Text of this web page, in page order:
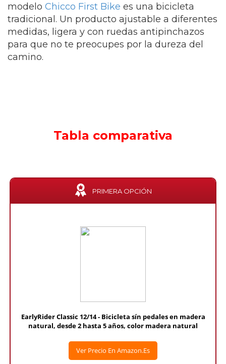
modelo Chicco First Bike es una bicicleta
tradicional. Un producto ajustable a diferentes
medidas, ligera y con ruedas antipinchazos
para que no te preocupes por la dureza del
camino.
Tabla comparativa
PRIMERA OPCIÓN
EarlyRider Classic 12/14 - Bicicleta sín pedales en madera
natural, desde 2 hasta 5 años, color madera natural
Ver Precio En Amazon.es